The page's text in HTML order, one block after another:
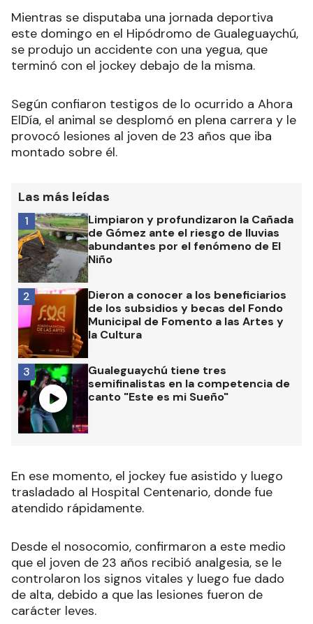
Mientras se disputaba una jornada deportiva
este domingo en el Hipódromo de Gualeguaychú,
se produjo un accidente con una yegua, que
terminó con el jockey debajo de la misma.
Según confiaron testigos de lo ocurrido a Ahora
ElDía, el animal se desplomó en plena carrera y le
provocó lesiones al joven de 23 años que iba
montado sobre él.
Las más leídas
Limpiaron y profundizaron la Cañada
de Gómez ante el riesgo de lluvias
abundantes por el fenómeno de El
Niño
1
Dieron a conocer a los beneficiarios
de los subsidios y becas del Fondo
Municipal de Fomento a las Artes y
la Cultura
2
Gualeguaychú tiene tres
semifinalistas en la competencia de
canto "Este es mi Sueño"
3
En ese momento, el jockey fue asistido y luego
trasladado al Hospital Centenario, donde fue
atendido rápidamente.
Desde el nosocomio, confirmaron a este medio
que el joven de 23 años recibió analgesia, se le
controlaron los signos vitales y luego fue dado
de alta, debido a que las lesiones fueron de
carácter leves.